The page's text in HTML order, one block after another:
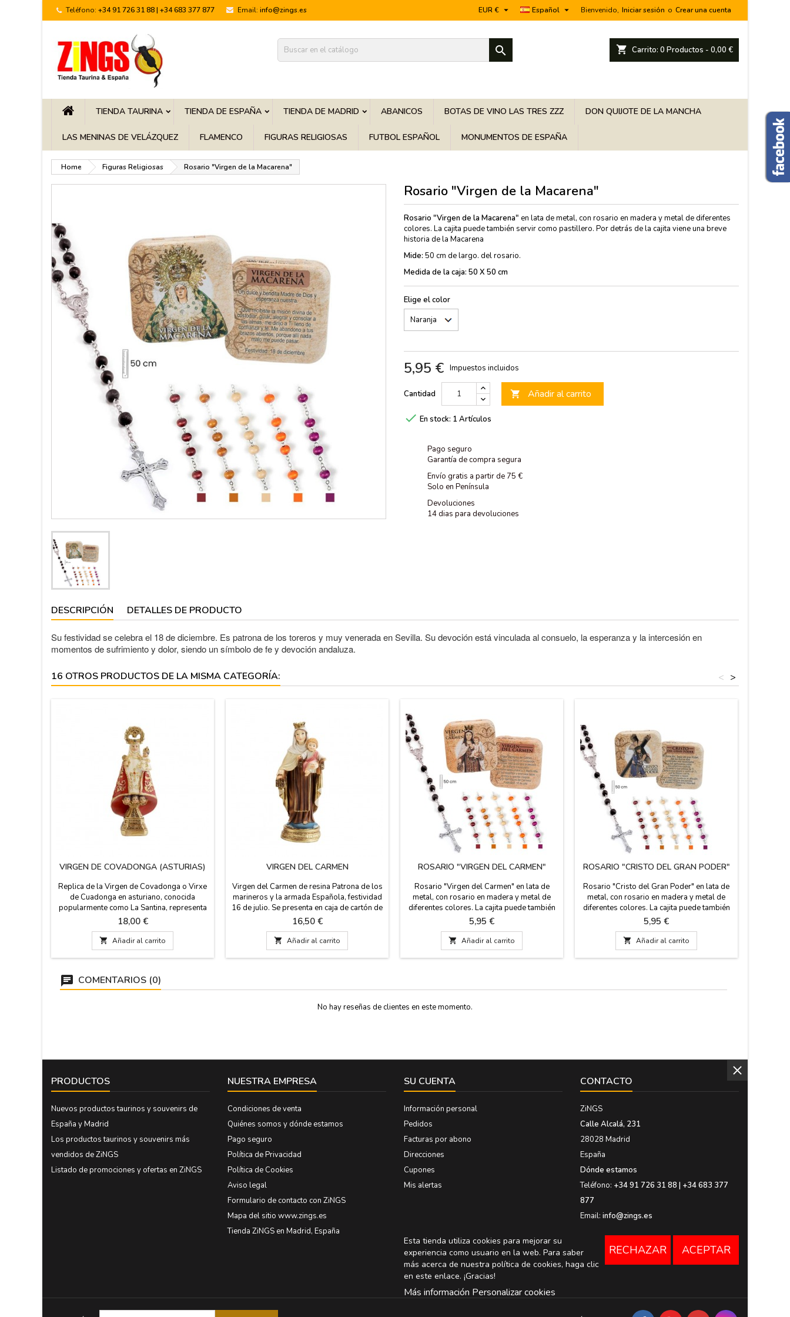
Teléfono: +34 91 726 31 88 | +34 683 377 877 Email: info@zings.es Bienvenido, Iniciar sesión o Crear una cuenta
Español 
EUR € 
shopping_cart Carrito: 0 Productos - 0,00 €

TIENDA TAURINA TIENDA DE ESPAÑA TIENDA DE MADRID ABANICOS BOTAS DE VINO LAS TRES ZZZ DON QUIJOTE DE LA MANCHA
LAS MENINAS DE VELÁZQUEZ FLAMENCO FIGURAS RELIGIOSAS FUTBOL ESPAÑOL MONUMENTOS DE ESPAÑA
Home Figuras Religiosas Rosario "Virgen de la Macarena"
Rosario "Virgen de la Macarena"
Rosario "Virgen de la Macarena" en lata de metal, con rosario en madera y metal de diferentes
colores. La cajita puede también servir como pastillero. Por detrás de la cajita viene una breve
historia de la Macarena
Mide: 50 cm de largo. del rosario.
Medida de la caja: 50 X 50 cm
Elige el color
5,95 € Impuestos incluidos
Cantidad  Añadir al carrito
 En stock: 1 Artículos
Pago seguro
Garantía de compra segura
Envío gratis a partir de 75 €
Solo en Península
Devoluciones
14 dias para devoluciones
DESCRIPCIÓN DETALLES DE PRODUCTO
Su festividad se celebra el 18 de diciembre. Es patrona de los toreros y muy venerada en Sevilla. Su devoción está vinculada al consuelo, la esperanza y la intercesión en
momentos de sufrimiento y dolor, siendo un símbolo de fe y devoción andaluza.
16 OTROS PRODUCTOS DE LA MISMA CATEGORÍA: >
<
VIRGEN DE COVADONGA (ASTURIAS)
Replica de la Virgen de Covadonga o Virxe
de Cuadonga en asturiano, conocida
popularmente como La Santina, representa
a la imagen de la Virgen María que se
encuentra en la Cueva de Covadonga
(Cangas de Onís) que pertenece al
Principado de Asturias. Viene en caja de
cartón. Hecha en España. Medida: 12 cm de
Precio
18,00 €
 Añadir al carrito
VIRGEN DEL CARMEN
Virgen del Carmen de resina Patrona de los
marineros y la armada Española, festividad
16 de julio. Se presenta en caja de cartón de
regalo con una breve historia. Fabricada en
España.Es la patrona de los marineros y
conductores, su devoción está vinculada a
la protección y el cuidado en los viajes.
Medidas: 5 x 3 x 12 cm (PEQUEÑA) 7
Precio
16,50 €
 Añadir al carrito
ROSARIO "VIRGEN DEL CARMEN"
Rosario "Virgen del Carmen" en lata de
metal, con rosario en madera y metal de
diferentes colores. La cajita puede también
servir como pastillero. Por detrás de la
cajita viene una breve historia de la Virgen.
Nuestra Señora del Carmen: Estrella del
Mar Mide: 50 cm de largo. del rosario.
Medida de la caja: 50 X 50 cm
Precio
5,95 €
 Añadir al carrito
ROSARIO "CRISTO DEL GRAN PODER"
Rosario "Cristo del Gran Poder" en lata de
metal, con rosario en madera y metal de
diferentes colores. La cajita puede también
servir como pastillero. Por detrás de la
cajita viene una breve historia del Cristo.
Mide: 50 cm de largo. del rosario. Medida
de la caja: 50 X 50 cm
Precio
5,95 €
 Añadir al carrito
COMENTARIOS (0)
No hay reseñas de clientes en este momento.
PRODUCTOS
Nuevos productos taurinos y souvenirs de
España y Madrid
Los productos taurinos y souvenirs más
vendidos de ZiNGS
Listado de promociones y ofertas en ZiNGS
NUESTRA EMPRESA
Condiciones de venta
Quiénes somos y dónde estamos
Pago seguro
Política de Privacidad
Política de Cookies
Aviso legal
Formulario de contacto con ZiNGS
Mapa del sitio www.zings.es
Tienda ZiNGS en Madrid, España
SU CUENTA
Información personal
Pedidos
Facturas por abono
Direcciones
Cupones
Mis alertas
CONTACTO
ZiNGS
Calle Alcalá, 231
28028 Madrid
España
Dónde estamos
Teléfono: +34 91 726 31 88 | +34 683 377
877
Email: info@zings.es
Esta tienda utiliza cookies para mejorar su
experiencia como usuario en la web. Para saber
más acerca de nuestra política de cookies, haga clic
en este enlace. ¡Gracias!
Más información Personalizar cookies
RECHAZAR ACEPTAR